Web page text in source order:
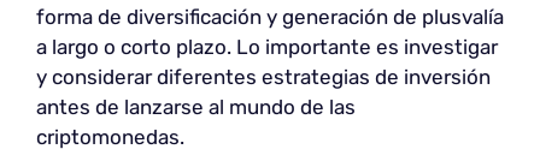
forma de diversificación y generación de plusvalía
a largo o corto plazo. Lo importante es investigar
y considerar diferentes estrategias de inversión
antes de lanzarse al mundo de las
criptomonedas.